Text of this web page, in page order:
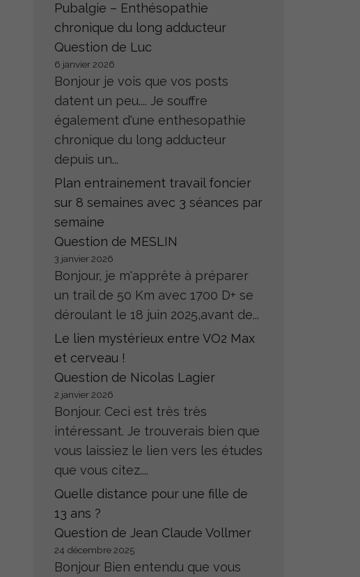
Pubalgie – Enthésopathie
chronique du long adducteur
Question de Luc
6 janvier 2026
Bonjour je vois que vos posts
datent un peu.... Je souffre
également d'une enthesopathie
chronique du long adducteur
depuis un...
Plan entrainement travail foncier
sur 8 semaines avec 3 séances par
semaine
Question de MESLIN
3 janvier 2026
Bonjour, je m'apprête à préparer
un trail de 50 Km avec 1700 D+ se
déroulant le 18 juin 2025,avant de...
Le lien mystérieux entre VO2 Max
et cerveau !
Question de Nicolas Lagier
2 janvier 2026
Bonjour. Ceci est très très
intéressant. Je trouverais bien que
vous laissiez le lien vers les études
que vous citez....
Quelle distance pour une fille de
13 ans ?
Question de Jean Claude Vollmer
24 décembre 2025
Bonjour Bien entendu que vous